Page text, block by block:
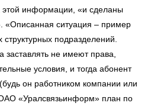
этой информации, «и сделаны
«Описанная ситуация – пример
подразделений.
заставлять не имеют права,
условия, и тогда абонент
он работником компании или
«Уралсвязьинформ» план по